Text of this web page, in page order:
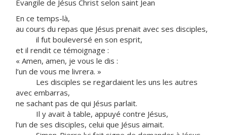
Évangile de Jésus Christ selon saint Jean
En ce temps-là,
au cours du repas que Jésus prenait avec ses disciples,
il fut bouleversé en son esprit,
et il rendit ce témoignage :
« Amen, amen, je vous le dis :
l’un de vous me livrera. »
Les disciples se regardaient les uns les autres
avec embarras,
ne sachant pas de qui Jésus parlait.
Il y avait à table, appuyé contre Jésus,
l’un de ses disciples, celui que Jésus aimait.